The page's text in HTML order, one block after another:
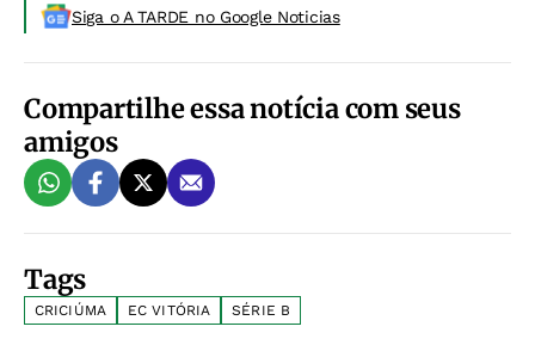
Siga o A TARDE no Google Noticias
Compartilhe essa notícia com seus
amigos
Tags
CRICIÚMA EC VITÓRIA SÉRIE B